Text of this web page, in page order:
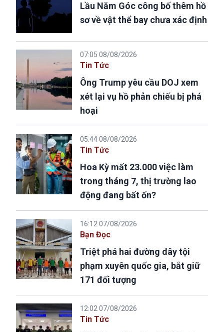
Lầu Năm Góc công bố thêm hồ
sơ về vật thể bay chưa xác định
07:05 08/08/2026
Tin Tức
Ông Trump yêu cầu DOJ xem
xét lại vụ hồ phản chiếu bị phá
hoại
05:44 08/08/2026
Tin Tức
Hoa Kỳ mất 23.000 việc làm
trong tháng 7, thị trường lao
động đang bất ổn?
16:12 07/08/2026
Bạn Đọc
Triệt phá hai đường dây tội
phạm xuyên quốc gia, bắt giữ
171 đối tượng
12:02 07/08/2026
Tin Tức